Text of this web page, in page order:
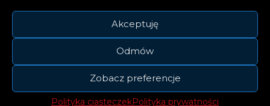
Akceptuję
Odmów
Zobacz preferencje
Polityka ciasteczekPolityka prywatności
dzieciństwa Lily Aron (wokal), Emma Brandon
(gitara), Ailbhe Barry (bas) i Hannah Kelly
(perkusja), które młodzieńcze lata spędziły
szlifując warsztat w szopie znajdującej się w
ogrodzie Aron. Wśród inspiracji wymieniają
The Cranberries i Fleetwood Mac, a także Wolf